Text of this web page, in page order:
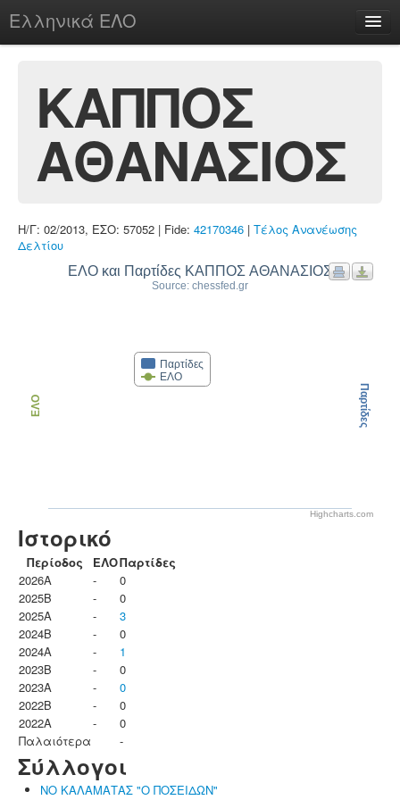
Ελληνικά ΕΛΟ
chesstu.be @ discord
Login
ΚΑΠΠΟΣ
ΑΘΑΝΑΣΙΟΣ
Η/Γ: 02/2013, ΕΣΟ: 57052 | Fide: 42170346 | Τέλος Ανανέωσης
Δελτίου
ΕΛΟ και Παρτίδες ΚΑΠΠΟΣ ΑΘΑΝΑΣΙΟΣ
Source: chessfed.gr
Παρτίδες
ΕΛΟ
ΕΛΟ Παρτίδες
Highcharts.com
Ιστορικό
Περίοδος ΕΛΟΠαρτίδες
2026A
-
0
2025B
-
0
2025A
-
3
2024B
-
0
2024A
-
1
2023B
-
0
2023Α
-
0
2022B
-
0
2022A
-
0
Παλαιότερα
-
Σύλλογοι
ΝΟ ΚΑΛΑΜΑΤΑΣ "Ο ΠΟΣΕΙΔΩΝ"